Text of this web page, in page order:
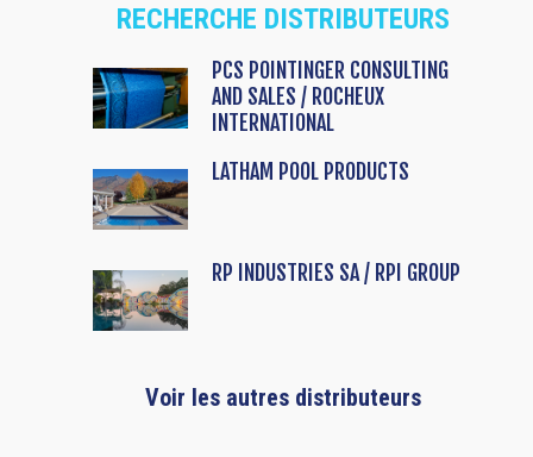
RECHERCHE DISTRIBUTEURS
PCS POINTINGER CONSULTING
AND SALES / ROCHEUX
INTERNATIONAL
LATHAM POOL PRODUCTS
RP INDUSTRIES SA / RPI GROUP
Voir les autres distributeurs